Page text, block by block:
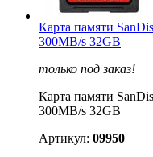
Карта памяти
300MB/s 32GB
только под заказ!
Карта памяти
300MB/s 32GB
Артикул: 09950